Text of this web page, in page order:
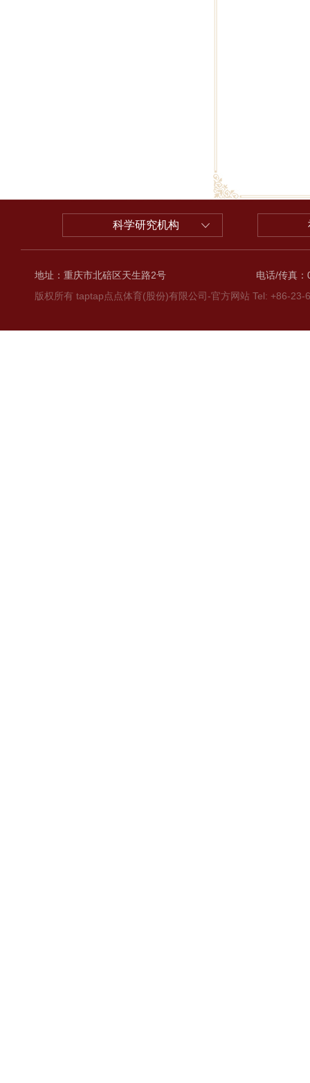
科学研究机构
地址：重庆市北碚区天生路2号
电话/传真
版权所有 taptap点点体育(股份)有限公司-官方网站 Tel: +86-23-